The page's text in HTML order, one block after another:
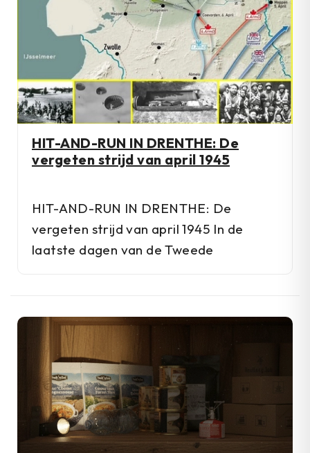
HIT-AND-RUN IN DRENTHE: De
vergeten strijd van april 1945
HIT-AND-RUN IN DRENTHE: De
vergeten strijd van april 1945 In de
laatste dagen van de Tweede